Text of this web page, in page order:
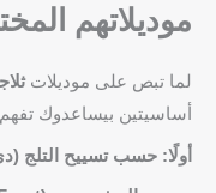
موديلاتهم
لما تبص على موديلات
أساسيتين بيساعدوك
أولًا: حسب تسييح التلج